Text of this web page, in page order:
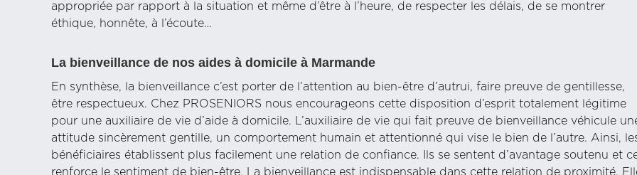
appropriée par rapport à la situation et même d’être à l’heure, de respecter les délais, de se montrer
éthique, honnête, à l’écoute…
La bienveillance de nos aides à domicile à Marmande
En synthèse, la bienveillance c’est porter de l’attention au bien-être d’autrui, faire preuve de gentillesse,
être respectueux. Chez PROSENIORS nous encourageons cette disposition d’esprit totalement légitime
pour une auxiliaire de vie d’aide à domicile. L’auxiliaire de vie qui fait preuve de bienveillance véhicule
attitude sincèrement gentille, un comportement humain et attentionné qui vise le bien de l’autre. Ainsi,
bénéficiaires établissent plus facilement une relation de confiance. Ils se sentent d’avantage soutenu et
renforce le sentiment de bien-être. La bienveillance est indispensable dans cette relation de proximité.